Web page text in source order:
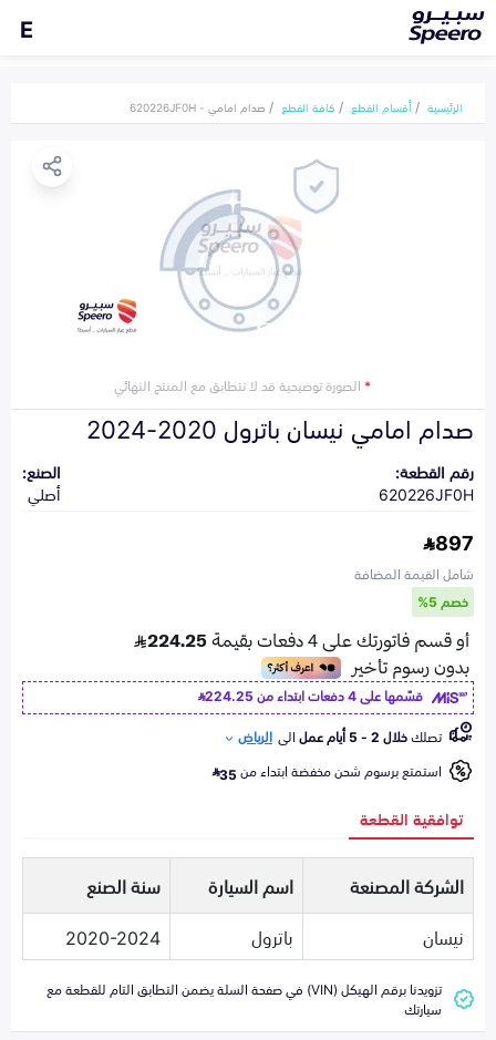
E
الرئيسية أقسام القطع كافة القطع صدام امامي - 620226JF0H
*الصورة توضيحية قد لا تتطابق مع المنتج النهائي
صدام امامي نيسان باترول 2020-2024
رقم القطعة:
620226JF0H
الصنع:
أصلي
897
شامل القيمة المضافة
خصم 5%
قسّمها على 4 دفعات ابتداء من
224.25
تصلكخلال 2 - 5 أيام عمل الى الرياض
استمتع برسوم شحن مخفضة ابتداء من35
توافقية القطعة
الشركة المصنعة اسم السيارة
سنة الصنع
نيسان
باترول 2020-2024
تزويدنا برقم الهيكل (VIN) في صفحة السلة يضمن التطابق التام للقطعة مع
سيارتك